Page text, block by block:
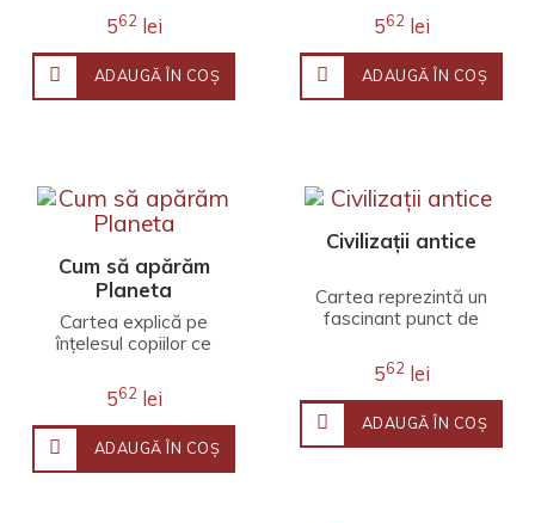
funcționarea
computerelor, viruși,
in..
562lei
ADAUGĂ ÎN COŞ
animale rare, inclusiv
animalele pe cale de
dispar..
562lei
ADAUGĂ ÎN COŞ
Cum să apărăm
Planeta
Cartea explică pe
înțelesul copiilor ce
ar putea aceștia, prin
lucruri mici, da..
562lei
ADAUGĂ ÎN COŞ
Civilizaţii antice
Cartea reprezintă un
fascinant punct de
civilizațiilor antice și a
extraordin..
562lei
ADAUGĂ ÎN COŞ